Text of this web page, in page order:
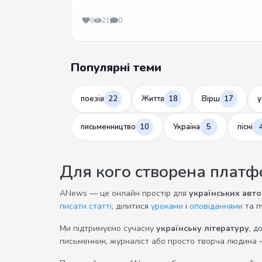
0 21 0
Популярні теми
поезія 22 Життя 18 Вірш 17
письменництво 10 Україна 5 пісні
Для кого створена
ANews — це онлайн простір для українських
писати статті, ділитися уроками і оповіданнями та
Ми підтримуємо сучасну українську літературу,
письменник, журналіст або просто творча